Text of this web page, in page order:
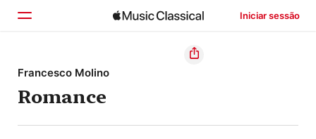
Iniciar sessão
Início
Explorar
Buscar
Francesco Molino
Romance